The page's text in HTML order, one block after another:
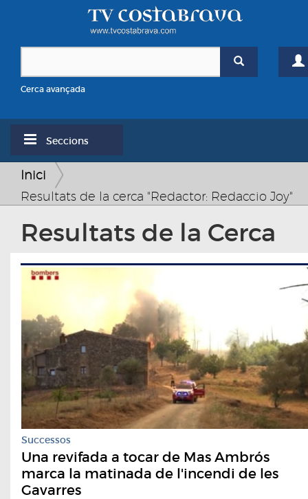
Cerca avançada
Seccions
Inici
Resultats de la cerca "Redactor: Redaccio Joy"
Resultats de la Cerca
Successos
Una revifada a tocar de Mas Ambrós
marca la matinada de l'incendi de les
Gavarres